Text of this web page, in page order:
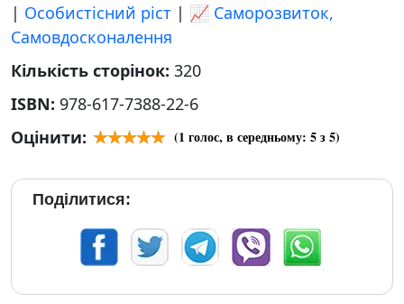
| Особистісний ріст | 📈 Саморозвиток,
Самовдосконалення
Кількість сторінок: 320
ISBN: 978-617-7388-22-6
Оцінити:
(1 голос, в середньому: 5з 5)
Поділитися: